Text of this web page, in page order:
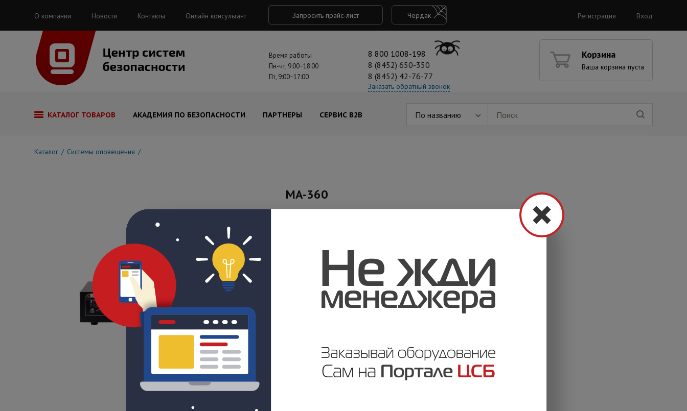
О компании Новости Контакты Онлайн консультант Запросить прайс-лист Чердак Регистрация Вход
Время работы
Пн-чт, 9:00−18:00
Пт, 9:00−17:00
8 800 1008-198
8 (8452) 650-350
8 (8452) 42-76-77
Заказать обратный звонок
Корзина
Ваша корзина пуста
КАТАЛОГ ТОВАРОВ АКАДЕМИЯ ПО БЕЗОПАСНОСТИ ПАРТНЕРЫ СЕРВИС B2B По названию
Каталог Системы оповещения
MA-360